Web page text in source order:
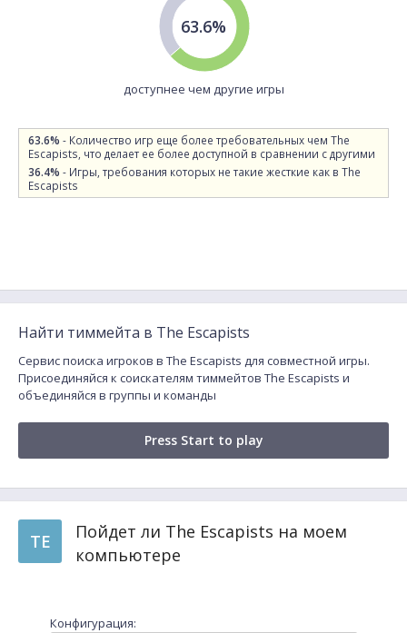
63.6%
доступнее чем другие игры
63.6% - Количество игр еще более требовательных чем The
Escapists, что делает ее более доступной в сравнении с другими
36.4% - Игры, требования которых не такие жесткие как в The
Escapists
Найти тиммейта в The Escapists
Сервис поиска игроков в The Escapists для совместной игры.
Присоединяйся к соискателям тиммейтов The Escapists и
объединяйся в группы и команды
Press Start to play
TE
Пойдет ли The Escapists на моем
компьютере
Конфигурация: